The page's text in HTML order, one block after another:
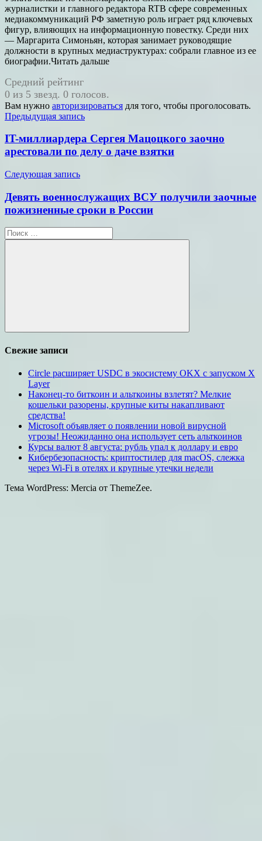
журналистки и главного редактора RTВ сфере современных
медиакоммуникаций РФ заметную роль играет ряд ключевых
фигур, влияющих на информационную повестку. Среди них
— Маргарита Симоньян, которая занимает руководящие
должности в крупных медиаструктурах: собрали главное из ее
биографии.Читать дальше
Средний рейтинг
0 из 5 звезд. 0 голосов.
Вам нужно авторизироваться для того, чтобы проголосовать.
Навигация
по
записям
Предыдущая запись
IT-миллиардера Сергея Мацоцкого заочно
арестовали по делу о даче взятки
Следующая запись
Девять военнослужащих ВСУ получили заочные
пожизненные сроки в России
Поиск
для:
Поиск
Свежие записи
Circle расширяет USDC в экосистему OKX с запуском X
Layer
Наконец-то биткоин и альткоины взлетят? Мелкие
кошельки разорены, крупные киты накапливают
средства!
Microsoft объявляет о появлении новой вирусной
угрозы! Неожиданно она использует сеть альткоинов
Курсы валют 8 августа: рубль упал к доллару и евро
Кибербезопасность: криптостилер для macOS, слежка
через Wi-Fi в отелях и крупные утечки недели
Тема WordPress: Mercia от ThemeZee.